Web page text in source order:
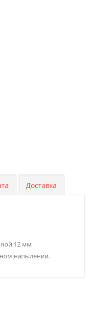
Доставка
12 мм
напылении.